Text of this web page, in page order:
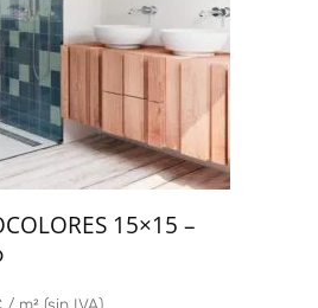
15×15 –